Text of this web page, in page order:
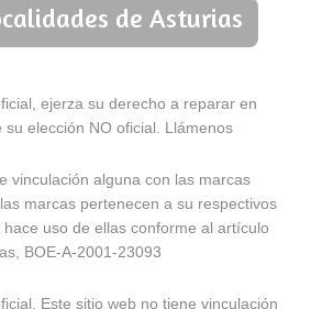
de Asturias
ejerza su derecho a reparar en
su elección NO oficial. Llámenos
vinculación alguna con las marcas
marcas pertenecen a su respectivos
uso de ellas conforme al artículo
BOE-A-2001-23093
Este sitio web no tiene vinculación